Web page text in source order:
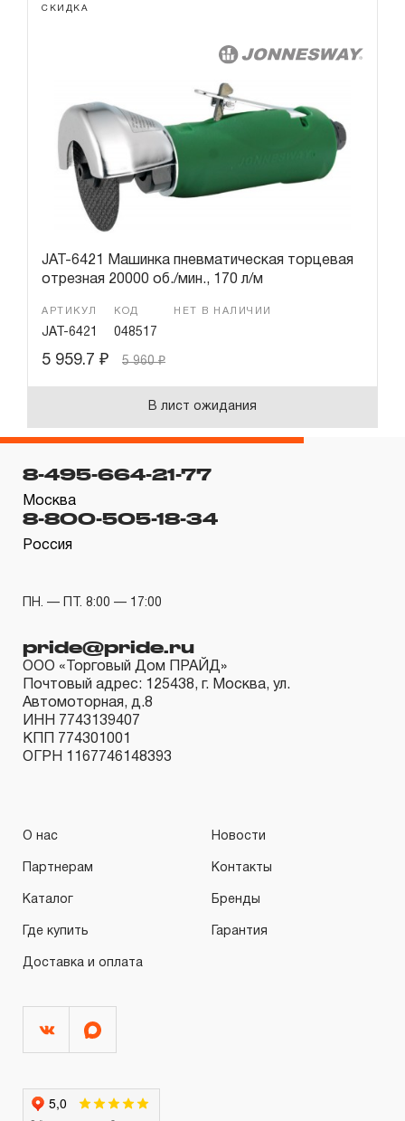
СКИДКА
JAT-6421 Машинка пневматическая торцевая
отрезная 20000 об./мин., 170 л/м
АРТИКУЛ
JAT-6421
КОД
048517
НЕТ В НАЛИЧИИ
5 959.7 ₽ 5 960₽
В лист ожидания
8-495-664-21-77
Москва
8-800-505-18-34
Россия
ПН. — ПТ. 8:00 — 17:00
pride@pride.ru
ООО «Торговый Дом ПРАЙД»
Почтовый адрес: 125438, г. Москва, ул.
Автомоторная, д.8
ИНН 7743139407
КПП 774301001
ОГРН 1167746148393
О нас Новости
Партнерам Контакты
Каталог Бренды
Где купить Гарантия
Доставка и оплата